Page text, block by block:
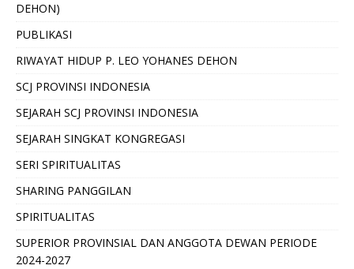
DEHON)
PUBLIKASI
RIWAYAT HIDUP P. LEO YOHANES DEHON
SCJ PROVINSI INDONESIA
SEJARAH SCJ PROVINSI INDONESIA
SEJARAH SINGKAT KONGREGASI
SERI SPIRITUALITAS
SHARING PANGGILAN
SPIRITUALITAS
SUPERIOR PROVINSIAL DAN ANGGOTA DEWAN PERIODE
2024-2027